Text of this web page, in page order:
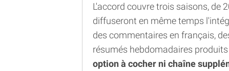
L'accord couvre trois saisons, de
diffuseront en même temps
des commentaires en français,
résumés hebdomadaires
option à cocher ni chaîne